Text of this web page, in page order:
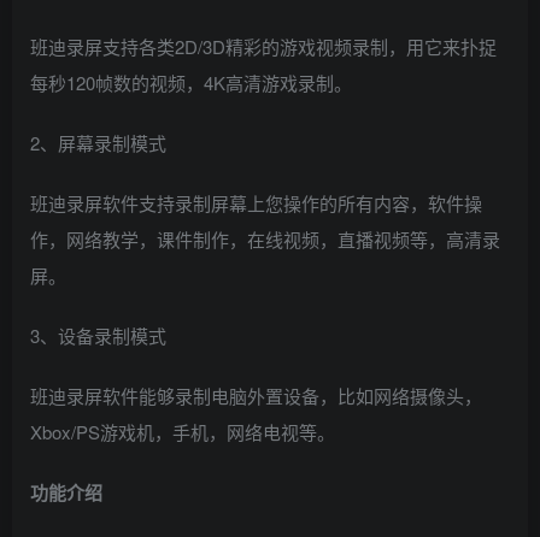
班迪录屏支持各类2D/3D精彩的游戏视频录制，用它来扑捉
每秒120帧数的视频，4K高清游戏录制。
2、屏幕录制模式
班迪录屏软件支持录制屏幕上您操作的所有内容，软件操
作，网络教学，课件制作，在线视频，直播视频等，高清录
屏。
3、设备录制模式
班迪录屏软件能够录制电脑外置设备，比如网络摄像头，
Xbox/PS游戏机，手机，网络电视等。
功能介绍